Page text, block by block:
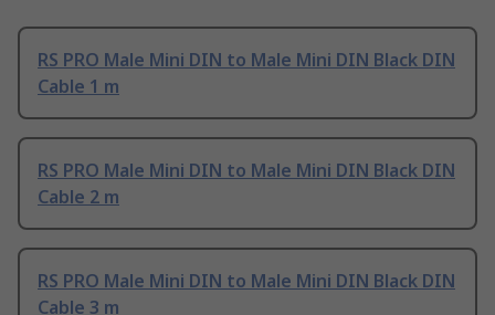
RS PRO Male Mini DIN to Male Mini DIN Black DIN
Cable 1 m
RS PRO Male Mini DIN to Male Mini DIN Black DIN
Cable 2 m
RS PRO Male Mini DIN to Male Mini DIN Black DIN
Cable 3 m